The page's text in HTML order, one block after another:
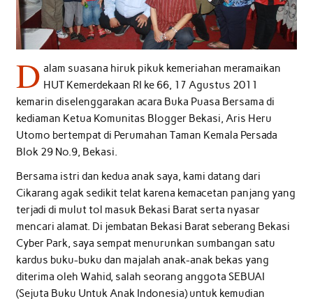
D alam suasana hiruk pikuk kemeriahan meramaikan
HUT Kemerdekaan RI ke 66, 17 Agustus 2011
kemarin diselenggarakan acara Buka Puasa Bersama di
kediaman Ketua Komunitas Blogger Bekasi, Aris Heru
Utomo bertempat di Perumahan Taman Kemala Persada
Blok 29 No.9, Bekasi.
Bersama istri dan kedua anak saya, kami datang dari
Cikarang agak sedikit telat karena kemacetan panjang yang
terjadi di mulut tol masuk Bekasi Barat serta nyasar
mencari alamat. Di jembatan Bekasi Barat seberang Bekasi
Cyber Park, saya sempat menurunkan sumbangan satu
kardus buku-buku dan majalah anak-anak bekas yang
diterima oleh Wahid, salah seorang anggota SEBUAI
(Sejuta Buku Untuk Anak Indonesia) untuk kemudian